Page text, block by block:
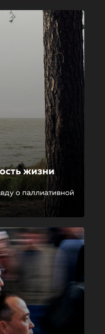
жизни
о паллиативной